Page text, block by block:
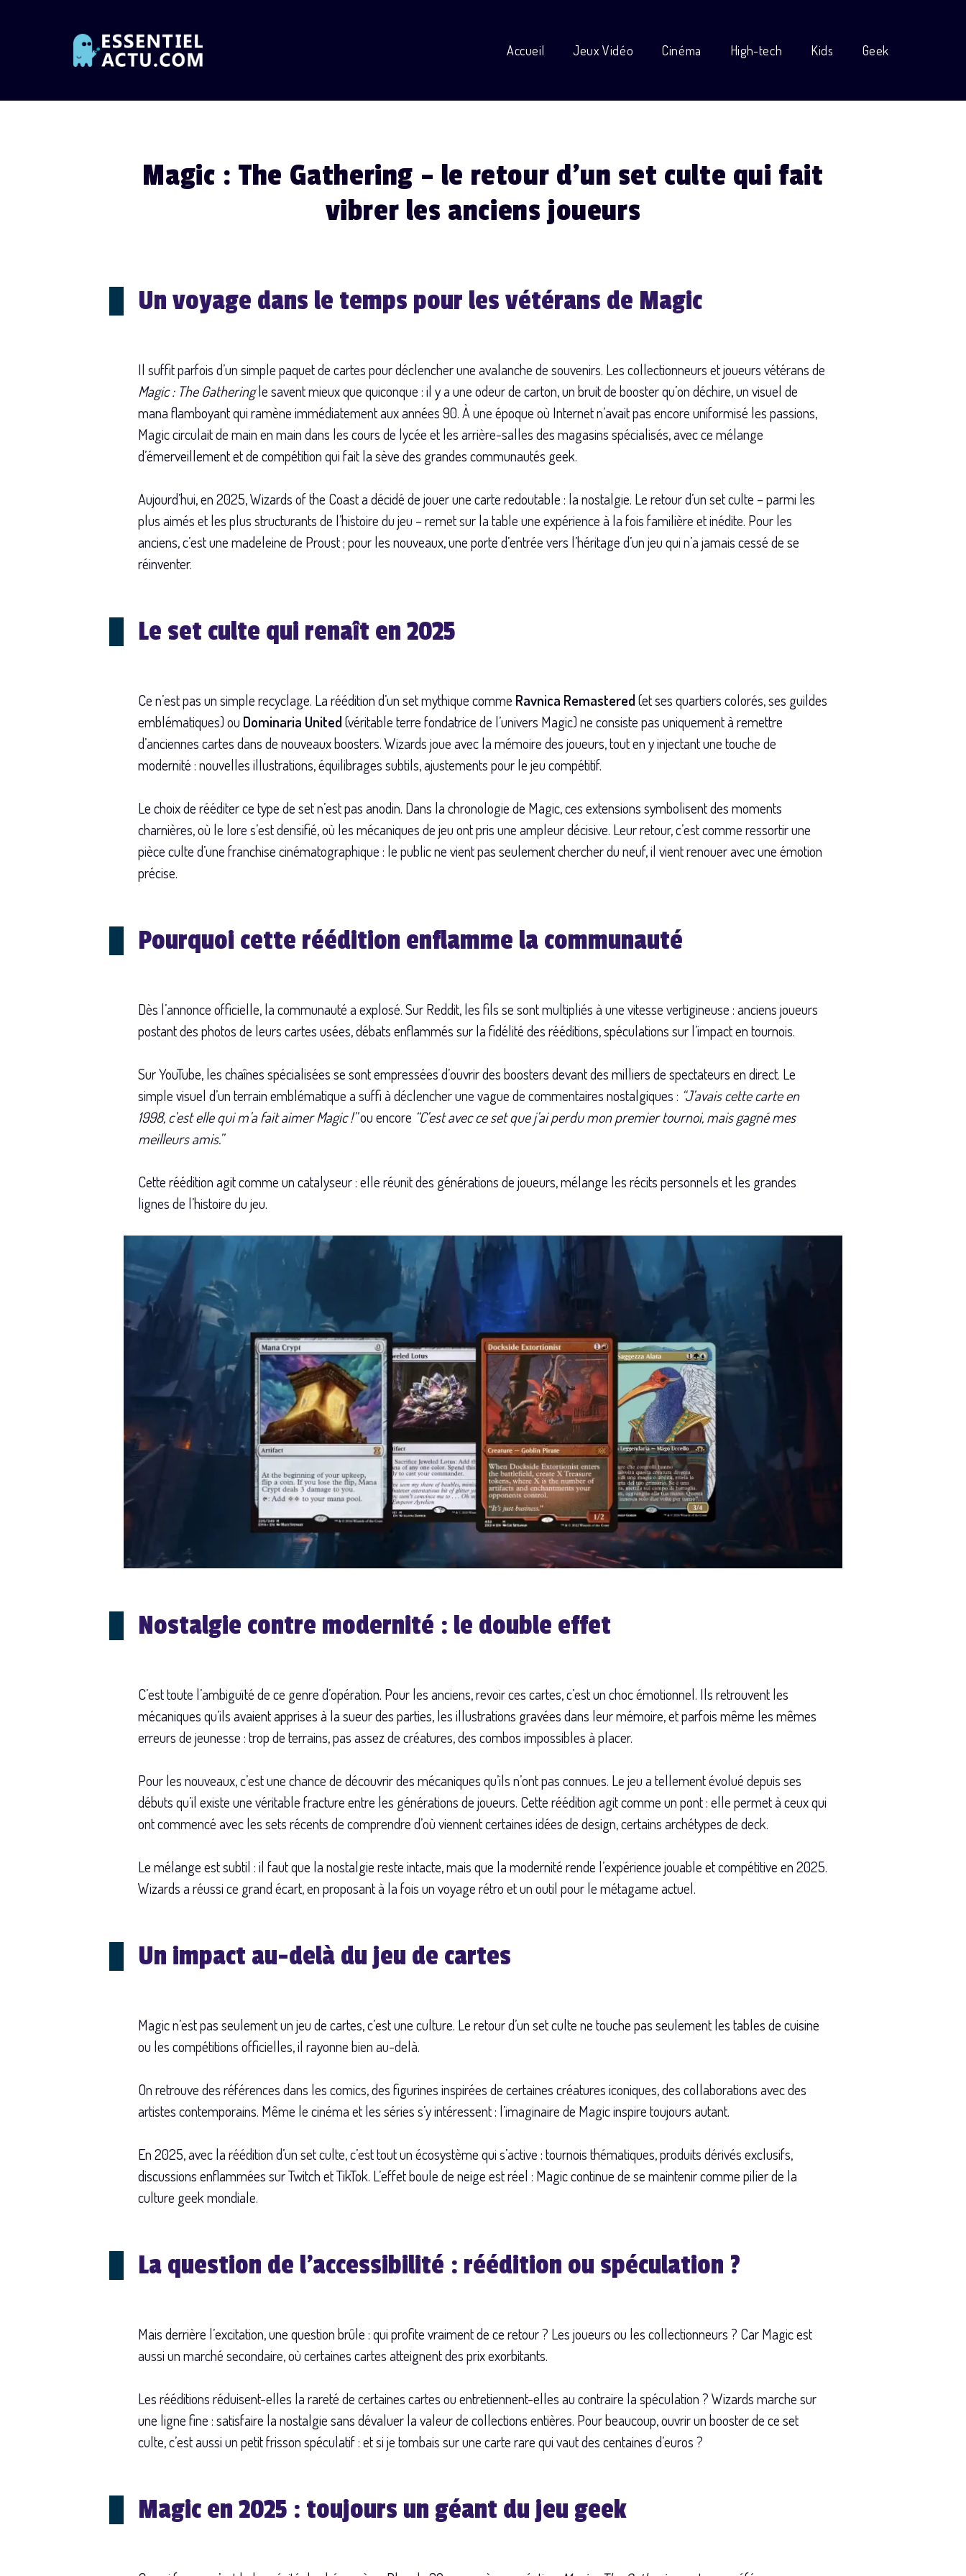
Accueil Jeux Vidéo Cinéma High-tech Kids Geek
Magic : The Gathering – le retour d’un set culte qui fait
vibrer les anciens joueurs
Un voyage dans le temps pour les vétérans de Magic
Il suffit parfois d’un simple paquet de cartes pour déclencher une avalanche de souvenirs. Les collectionneurs et joueurs vétérans de
Magic : The Gatheringle savent mieux que quiconque : il y a une odeur de carton, un bruit de booster qu’on déchire, un visuel de
mana flamboyant qui ramène immédiatement aux années 90. À une époque où Internet n’avait pas encore uniformisé les passions,
Magic circulait de main en main dans les cours de lycée et les arrière-salles des magasins spécialisés, avec ce mélange
d’émerveillement et de compétition qui fait la sève des grandes communautés geek.
Aujourd’hui, en 2025, Wizards of the Coast a décidé de jouer une carte redoutable : la nostalgie. Le retour d’un set culte – parmi les
plus aimés et les plus structurants de l’histoire du jeu – remet sur la table une expérience à la fois familière et inédite. Pour les
anciens, c’est une madeleine de Proust ; pour les nouveaux, une porte d’entrée vers l’héritage d’un jeu qui n’a jamais cessé de se
réinventer.
Le set culte qui renaît en 2025
Ce n’est pas un simple recyclage. La réédition d’un set mythique comme Ravnica Remastered(et ses quartiers colorés, ses guildes
emblématiques) ou Dominaria United(véritable terre fondatrice de l’univers Magic) ne consiste pas uniquement à remettre
d’anciennes cartes dans de nouveaux boosters. Wizards joue avec la mémoire des joueurs, tout en y injectant une touche de
modernité : nouvelles illustrations, équilibrages subtils, ajustements pour le jeu compétitif.
Le choix de rééditer ce type de set n’est pas anodin. Dans la chronologie de Magic, ces extensions symbolisent des moments
charnières, où le lore s’est densifié, où les mécaniques de jeu ont pris une ampleur décisive. Leur retour, c’est comme ressortir une
pièce culte d’une franchise cinématographique : le public ne vient pas seulement chercher du neuf, il vient renouer avec une émotion
précise.
Pourquoi cette réédition enflamme la communauté
Dès l’annonce officielle, la communauté a explosé. Sur Reddit, les fils se sont multipliés à une vitesse vertigineuse : anciens joueurs
postant des photos de leurs cartes usées, débats enflammés sur la fidélité des rééditions, spéculations sur l’impact en tournois.
Sur YouTube, les chaînes spécialisées se sont empressées d’ouvrir des boosters devant des milliers de spectateurs en direct. Le
simple visuel d’un terrain emblématique a suffi à déclencher une vague de commentaires nostalgiques : “J’avais cette carte en
1998, c’est elle qui m’a fait aimer Magic !”ou encore “C’est avec ce set que j’ai perdu mon premier tournoi, mais gagné mes
meilleurs amis.”
Cette réédition agit comme un catalyseur : elle réunit des générations de joueurs, mélange les récits personnels et les grandes
lignes de l’histoire du jeu.
Nostalgie contre modernité : le double effet
C’est toute l’ambiguïté de ce genre d’opération. Pour les anciens, revoir ces cartes, c’est un choc émotionnel. Ils retrouvent les
mécaniques qu’ils avaient apprises à la sueur des parties, les illustrations gravées dans leur mémoire, et parfois même les mêmes
erreurs de jeunesse : trop de terrains, pas assez de créatures, des combos impossibles à placer.
Pour les nouveaux, c’est une chance de découvrir des mécaniques qu’ils n’ont pas connues. Le jeu a tellement évolué depuis ses
débuts qu’il existe une véritable fracture entre les générations de joueurs. Cette réédition agit comme un pont : elle permet à ceux qui
ont commencé avec les sets récents de comprendre d’où viennent certaines idées de design, certains archétypes de deck.
Le mélange est subtil : il faut que la nostalgie reste intacte, mais que la modernité rende l’expérience jouable et compétitive en 2025.
Wizards a réussi ce grand écart, en proposant à la fois un voyage rétro et un outil pour le métagame actuel.
Un impact au-delà du jeu de cartes
Magic n’est pas seulement un jeu de cartes, c’est une culture. Le retour d’un set culte ne touche pas seulement les tables de cuisine
ou les compétitions officielles, il rayonne bien au-delà.
On retrouve des références dans les comics, des figurines inspirées de certaines créatures iconiques, des collaborations avec des
artistes contemporains. Même le cinéma et les séries s’y intéressent : l’imaginaire de Magic inspire toujours autant.
En 2025, avec la réédition d’un set culte, c’est tout un écosystème qui s’active : tournois thématiques, produits dérivés exclusifs,
discussions enflammées sur Twitch et TikTok. L’effet boule de neige est réel : Magic continue de se maintenir comme pilier de la
culture geek mondiale.
La question de l’accessibilité : réédition ou spéculation ?
Mais derrière l’excitation, une question brûle : qui profite vraiment de ce retour ? Les joueurs ou les collectionneurs ? Car Magic est
aussi un marché secondaire, où certaines cartes atteignent des prix exorbitants.
Les rééditions réduisent-elles la rareté de certaines cartes ou entretiennent-elles au contraire la spéculation ? Wizards marche sur
une ligne fine : satisfaire la nostalgie sans dévaluer la valeur de collections entières. Pour beaucoup, ouvrir un booster de ce set
culte, c’est aussi un petit frisson spéculatif : et si je tombais sur une carte rare qui vaut des centaines d’euros ?
Magic en 2025 : toujours un géant du jeu geek